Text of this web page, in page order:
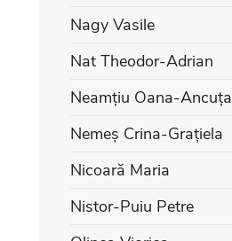
Nagy Vasile
Nat Theodor-Adrian
Neamțiu Oana-Ancuța
Nemeș Crina-Grațiela
Nicoară Maria
Nistor-Puiu Petre